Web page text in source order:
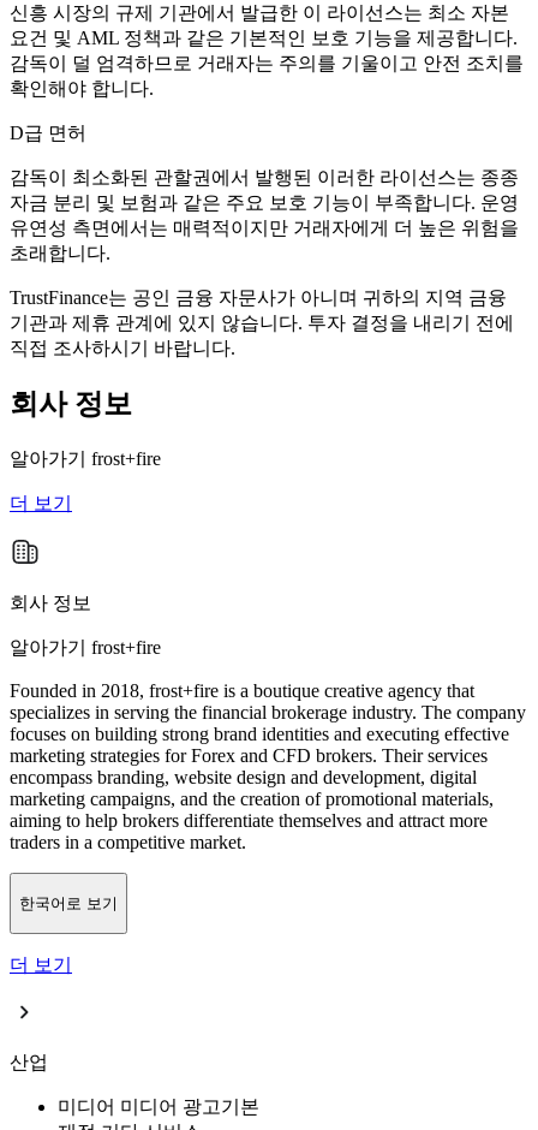
신흥 시장의 규제 기관에서 발급한 이 라이선스는 최소 자본
요건 및 AML 정책과 같은 기본적인 보호 기능을 제공합니다.
감독이 덜 엄격하므로 거래자는 주의를 기울이고 안전 조치를
확인해야 합니다.
D급 면허
감독이 최소화된 관할권에서 발행된 이러한 라이선스는 종종
자금 분리 및 보험과 같은 주요 보호 기능이 부족합니다. 운영
유연성 측면에서는 매력적이지만 거래자에게 더 높은 위험을
초래합니다.
TrustFinance는 공인 금융 자문사가 아니며 귀하의 지역 금융
기관과 제휴 관계에 있지 않습니다. 투자 결정을 내리기 전에
직접 조사하시기 바랍니다.
회사 정보
알아가기 frost+fire
더 보기
회사 정보
알아가기 frost+fire
Founded in 2018, frost+fire is a boutique creative agency that
specializes in serving the financial brokerage industry. The company
focuses on building strong brand identities and executing effective
marketing strategies for Forex and CFD brokers. Their services
encompass branding, website design and development, digital
marketing campaigns, and the creation of promotional materials,
aiming to help brokers differentiate themselves and attract more
traders in a competitive market.
한국어로 보기
더 보기
산업
미디어 미디어 광고기본